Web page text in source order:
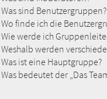
Was sind Benutzergruppen?
Wo finde ich die
Wie werde ich
Weshalb werden
Was ist eine Hauptgruppe?
Was bedeutet der „Das